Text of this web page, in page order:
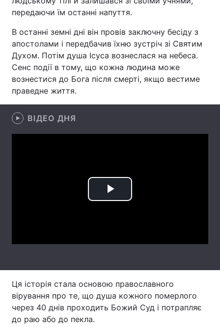
Інтерв'ю Думки
Архів Вакансії
передаючи їм останні напуття.
В останні земні дні він провів заключну бесіду з
апостолами і передбачив їхню зустріч зі Святим
Духом. Потім душа Ісуса вознеслася на небеса.
Сенс події в тому, що кожна людина може
вознестися до Бога після смерті, якщо вестиме
праведне життя.
ВІДЕО ДНЯ
Play
Ця історія стала основою православного
вірування про те, що душа кожного померлого
через 40 днів проходить Божий Суд і потрапляє
до раю або до пекла.